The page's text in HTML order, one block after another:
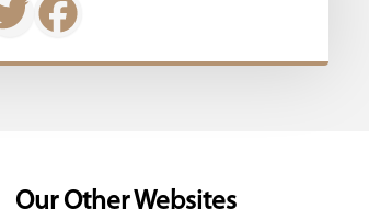
Our Other Websites